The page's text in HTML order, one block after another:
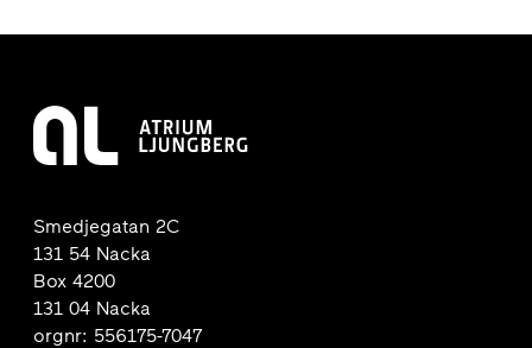
Smedjegatan 2C
131 54 Nacka
Box 4200
131 04 Nacka
orgnr: 556175-7047